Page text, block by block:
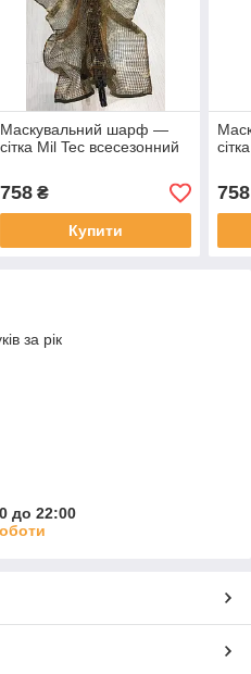
Маскувальний шарф —
сітка Mil Tec всесезонний
758₴
Купити
758
за рік
до 22:00